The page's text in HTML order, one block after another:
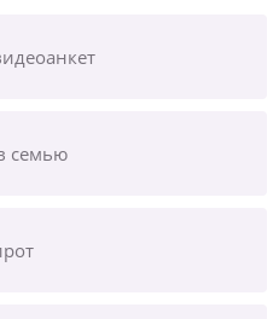
семью